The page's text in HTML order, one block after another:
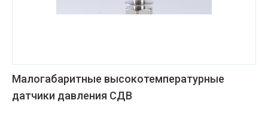
Малогабаритные высокотемпературные
датчики давления СДВ